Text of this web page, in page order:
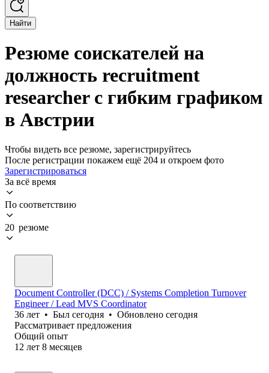
Найти
Резюме соискателей на
должность recruitment
researcher с гибким графиком
в Австрии
Чтобы видеть все резюме, зарегистрируйтесь
После регистрации покажем ещё 204 и откроем фото
Зарегистрироваться
За всё время
По соответствию
20 резюме
Document Controller (DCC) / Systems Completion Turnover
Engineer / Lead MVS Coordinator
36 лет • Был сегодня • Обновлено сегодня
Рассматривает предложения
Общий опыт
12 лет 8 месяцев